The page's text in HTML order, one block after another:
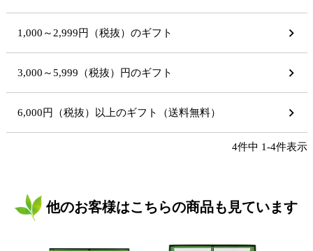
1,000～2,999円（税抜）のギフト
3,000～5,999（税抜）円のギフト
6,000円（税抜）以上のギフト（送料無料）
4件中 1-4件表示
他のお客様はこちらの商品も見ています